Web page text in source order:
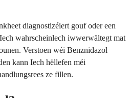
diagnostizéiert gouf oder een
wahrscheinlech iwwerwältegt mat
Verstoen wéi Benznidazol
kann Iech hëllefen méi
ze fillen.